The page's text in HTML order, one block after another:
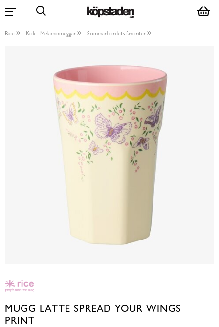
Rice Kök - Melaminmuggar Sommarbordets favoriter
MUGG LATTE SPREAD YOUR WINGS
PRINT